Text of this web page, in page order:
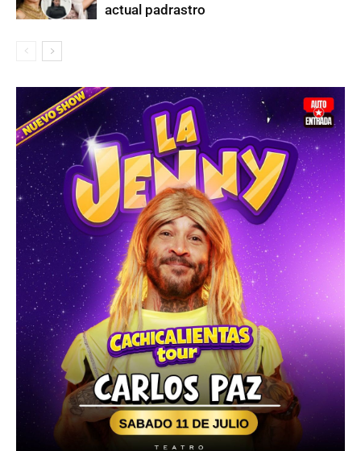
actual padrastro